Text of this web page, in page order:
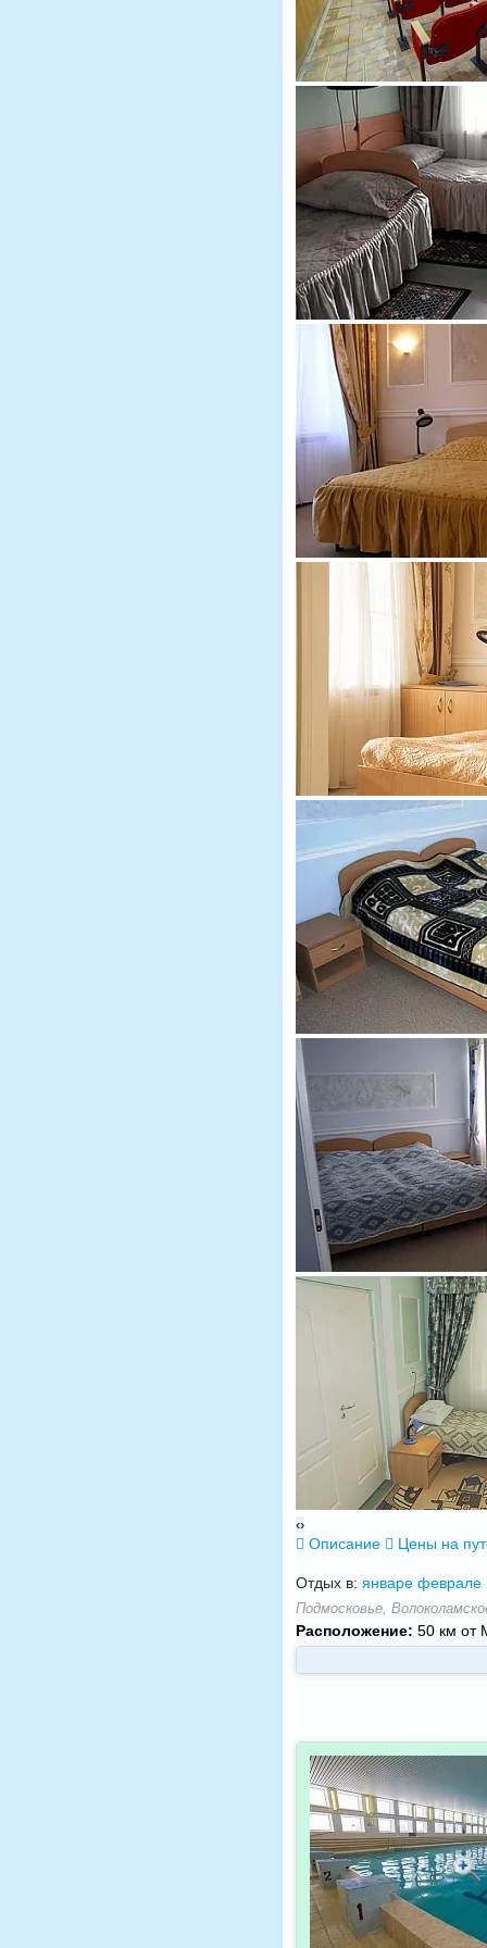
‹›
Описание Цены на
Отдых в: январе феврале
Подмосковье,
Расположение: 50 км от